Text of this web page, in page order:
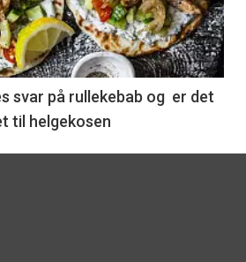
svar på rullekebab og er det
til helgekosen